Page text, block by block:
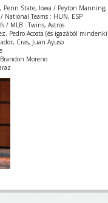
Penn State, Iowa / Peyton
National Teams : HUN, ESP
/ MLB : Twins, Astros
Pedro Acosta (és igazából mindenki
Cras, Juan Ayuso
Moreno